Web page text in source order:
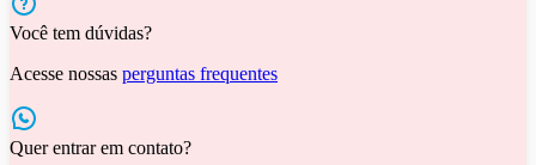
Você tem dúvidas?
Acesse nossas perguntas frequentes
Quer entrar em contato?